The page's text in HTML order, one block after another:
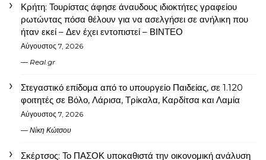
Κρήτη: Τουρίστας άφησε άναυδους ιδιοκτήτες γραφείου
ρωτώντας πόσα θέλουν για να ασελγήσει σε ανήλικη που
ήταν εκεί – Δεν έχει εντοπιστεί – ΒΙΝΤΕΟ
Αύγουστος 7, 2026
Real.gr
Στεγαστικό επίδομα από το υπουργείο Παιδείας, σε 1.120
φοιτητές σε Βόλο, Λάρισα, Τρίκαλα, Καρδίτσα και Λαμία
Αύγουστος 7, 2026
Νίκη Κώτσου
Σκέρτσος: Το ΠΑΣΟΚ υποκαθιστά την οικονομική ανάλυση